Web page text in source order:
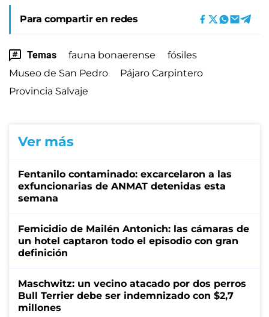
Para compartir en redes
Temas fauna bonaerense
fósiles
Museo de San Pedro
Pájaro Carpintero
Provincia Salvaje
Ver más
Fentanilo contaminado: excarcelaron a las
exfuncionarias de ANMAT detenidas esta
semana
Femicidio de Mailén Antonich: las cámaras de
un hotel captaron todo el episodio con gran
definición
Maschwitz: un vecino atacado por dos perros
Bull Terrier debe ser indemnizado con $2,7
millones